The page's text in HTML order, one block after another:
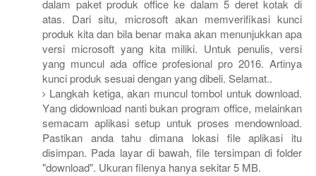
dalam paket produk office ke dalam 5 deret kotak di
atas. Dari situ, microsoft akan memverifikasi kunci
produk kita dan bila benar maka akan menunjukkan apa
versi microsoft yang kita miliki. Untuk penulis, versi
yang muncul ada office profesional pro 2016. Artinya
kunci produk sesuai dengan yang dibeli. Selamat..
Langkah ketiga, akan muncul tombol untuk download.
Yang didownload nanti bukan program office, melainkan
semacam aplikasi setup untuk proses mendownload.
Pastikan anda tahu dimana lokasi file aplikasi itu
disimpan. Pada layar di bawah, file tersimpan di folder
"download". Ukuran filenya hanya sekitar 5 MB.